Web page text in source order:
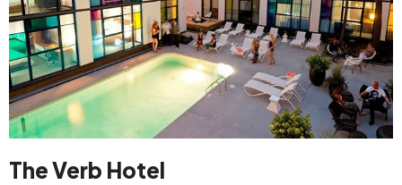
The Verb Hotel